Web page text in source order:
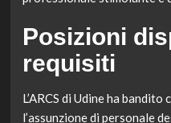
Posizioni
requisiti
L’ARCS di Udine ha
l’assunzione di personale